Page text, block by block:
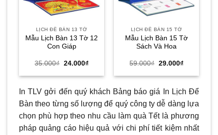
LỊCH ĐỂ BÀN 13 TỜ
Mẫu Lịch Bàn 13 Tờ 12
Con Giáp
35.000₫ Giá
là:
24.000₫Giá
tại
24.000₫.
LỊCH ĐỂ BÀN 15 TỜ
Mẫu Lịch Bàn 15 Tờ
Sách Và Hoa
59.000₫ Giá
là:
29.000₫Giá
tại
29.000₫.
In TLV gởi đến quý khách Bảng báo giá In Lịch Để
Bàn theo từng số lượng để quý công ty dễ dàng lựa
chọn phù hợp theo nhu cầu làm quà Tết là phương
pháp quảng cáo hiệu quả với chi phí tiết kiệm nhất